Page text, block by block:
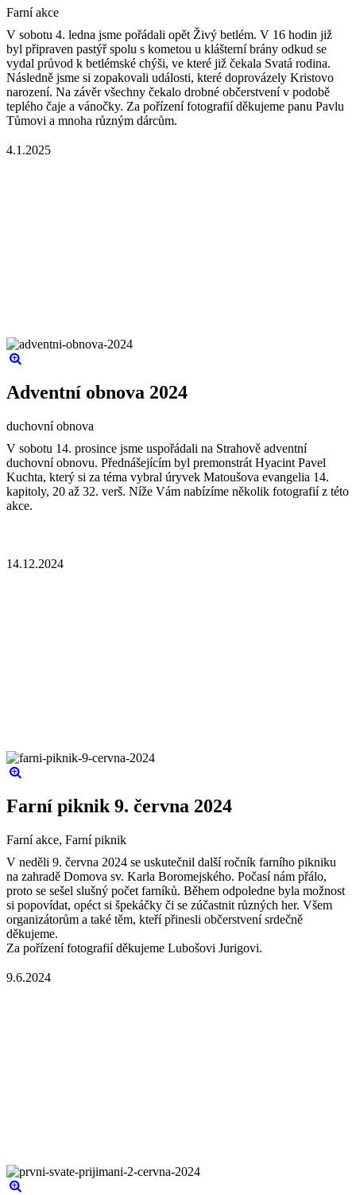
Farní akce
V sobotu 4. ledna jsme pořádali opět Živý betlém. V 16 hodin již
byl připraven pastýř spolu s kometou u klášterní brány odkud se
vydal průvod k betlémské chýši, ve které již čekala Svatá rodina.
Následně jsme si zopakovali události, které doprovázely Kristovo
narození. Na závěr všechny čekalo drobné občerstvení v podobě
teplého čaje a vánočky. Za pořízení fotografií děkujeme panu Pavlu
Tůmovi a mnoha různým dárcům.
4.1.2025
Adventní obnova 2024
duchovní obnova
V sobotu 14. prosince jsme uspořádali na Strahově adventní
duchovní obnovu. Přednášejícím byl premonstrát Hyacint Pavel
Kuchta, který si za téma vybral úryvek Matoušova evangelia 14.
kapitoly, 20 až 32. verš. Níže Vám nabízíme několik fotografií z této
akce.
14.12.2024
Farní piknik 9. června 2024
Farní akce, Farní piknik
V neděli 9. června 2024 se uskutečnil další ročník farního pikniku
na zahradě Domova sv. Karla Boromejského. Počasí nám přálo,
proto se sešel slušný počet farníků. Během odpoledne byla možnost
si popovídat, opéct si špekáčky či se zúčastnit různých her. Všem
organizátorům a také těm, kteří přinesli občerstvení srdečně
děkujeme.
Za pořízení fotografií děkujeme Lubošovi Jurigovi.
9.6.2024